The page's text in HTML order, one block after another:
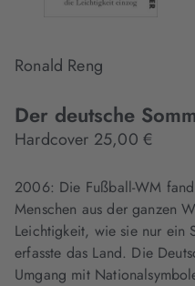
Ronald Reng
Der deutsche
Hardcover 25,00 €
2006: Die Fußball-WM
Menschen aus der ganzen
Leichtigkeit, wie sie nur ein
erfasste das Land. Die
Umgang mit